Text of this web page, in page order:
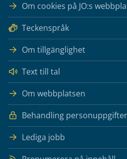
Om cookies på JO:s
Teckenspråk
Om tillgänglighet
Text till tal
Om webbplatsen
Behandling personuppgifter
Lediga jobb